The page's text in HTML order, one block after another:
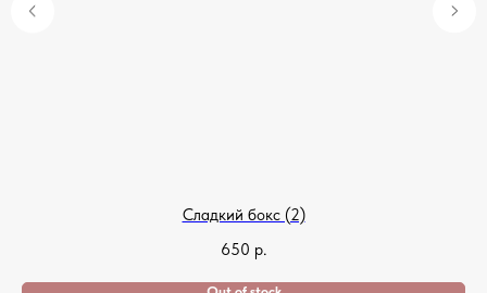
Сладкий бокс (2)
650 р.